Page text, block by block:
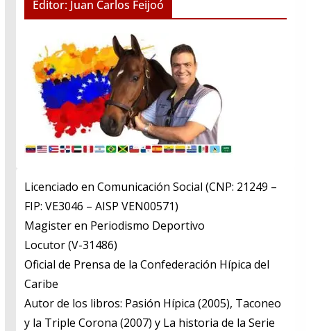
Editor: Juan Carlos Feijoó
Licenciado en Comunicación Social (CNP: 21249 –
FIP: VE3046 – AISP VEN00571)
​Magister en Periodismo Deportivo
​Locutor (V-31486)
​Oficial de Prensa de la Confederación Hípica del
Caribe
​Autor de los libros: Pasión Hípica (2005), Taconeo
y la Triple Corona (2007) y La historia de la Serie